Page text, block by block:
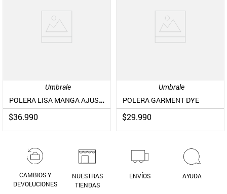
Umbrale
POLERA LISA MANGA AJUSTADA
$36.990
Umbrale
POLERA GARMENT DYE
$29.990
CAMBIOS Y
DEVOLUCIONES
NUESTRAS
TIENDAS
ENVÍOS AYUDA